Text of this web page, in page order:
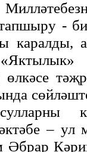
-
каралды,
өлкәсе
– ул
Әбрар